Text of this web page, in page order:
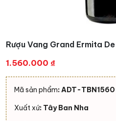
Rượu Vang Grand Ermita
1.560.000 ₫
Mã sản phẩm: ADT-TBN1560
Xuất xứ: Tây Ban Nha